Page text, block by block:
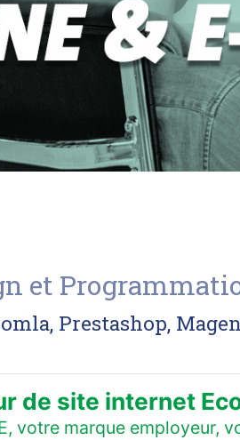
et
Prestashop,
de site internet
votre marque employeur,